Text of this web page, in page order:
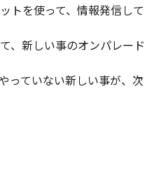
トを使って、情報発信して
、新しい事のオンパレード
っていない新しい事が、次